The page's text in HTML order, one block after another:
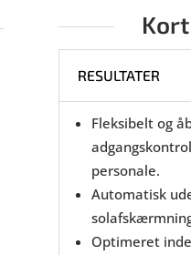
RESULTATER
Fleksibelt og
personale.
Automatisk
Optimeret